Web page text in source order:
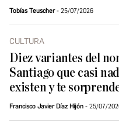
Tobías Teuscher 25/07/2026
CULTURA
Diez variantes del
Santiago que casi
existen y te
Francisco Javier Díaz Hijón 25/07/